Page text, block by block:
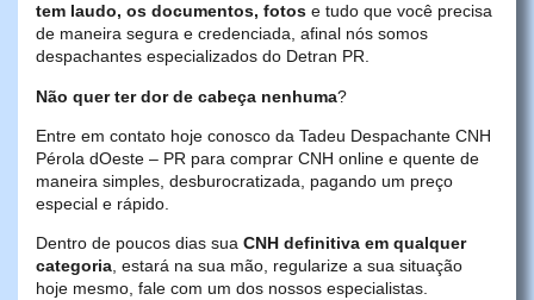
tem laudo, os documentos, fotos e tudo que você precisa
de maneira segura e credenciada, afinal nós somos
despachantes especializados do Detran PR.
Não quer ter dor de cabeça nenhuma?
Entre em contato hoje conosco da Tadeu Despachante CNH
Pérola dOeste – PR para comprar CNH online e quente de
maneira simples, desburocratizada, pagando um preço
especial e rápido.
Dentro de poucos dias sua CNH definitiva em qualquer
categoria, estará na sua mão, regularize a sua situação
hoje mesmo, fale com um dos nossos especialistas.